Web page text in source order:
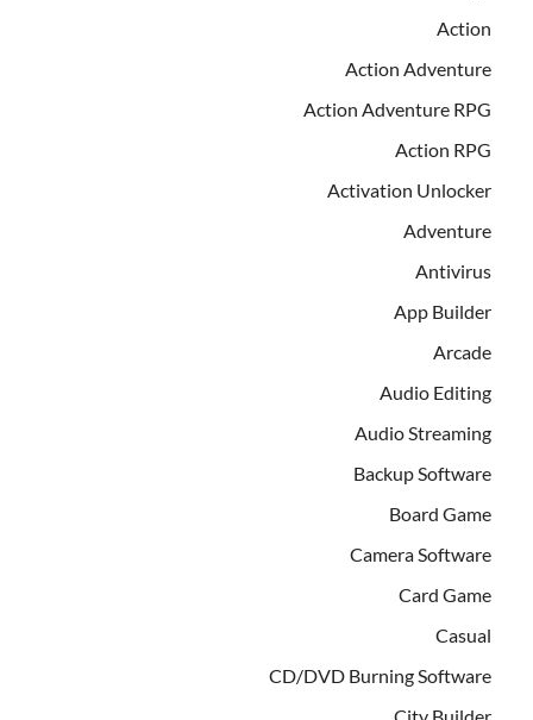
Action
Action Adventure
Action Adventure RPG
Action RPG
Activation Unlocker
Adventure
Antivirus
App Builder
Arcade
Audio Editing
Audio Streaming
Backup Software
Board Game
Camera Software
Card Game
Casual
CD/DVD Burning Software
City Builder